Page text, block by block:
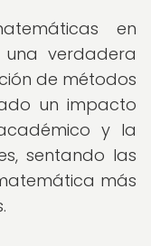
en
verdadera
de métodos
un impacto
y la
sentando las
más